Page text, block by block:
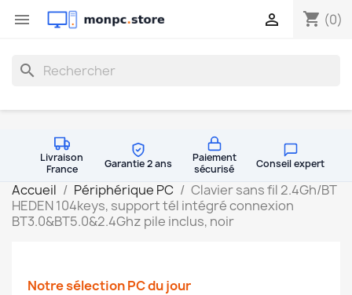
 shopping_cart (0)

search
Livraison
France
Garantie 2 ans
Paiement
sécurisé
Conseil expert
Accueil Périphérique PC
Clavier sans fil 2.4Gh/BT
HEDEN 104keys, support tél intégré connexion
BT3.0&BT5.0&2.4Ghz pile inclus, noir
Notre sélection PC du jour